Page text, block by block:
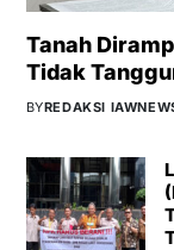
Tanah
Tidak
BYREDAKSI